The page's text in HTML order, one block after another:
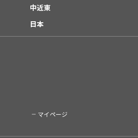
中近東
日本
マイページ